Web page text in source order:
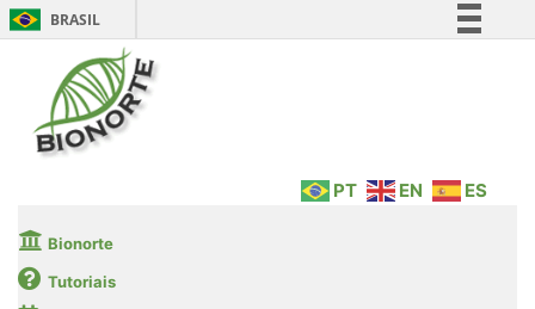
BRASIL
Legislação
PT EN ES
Bionorte
Tutoriais